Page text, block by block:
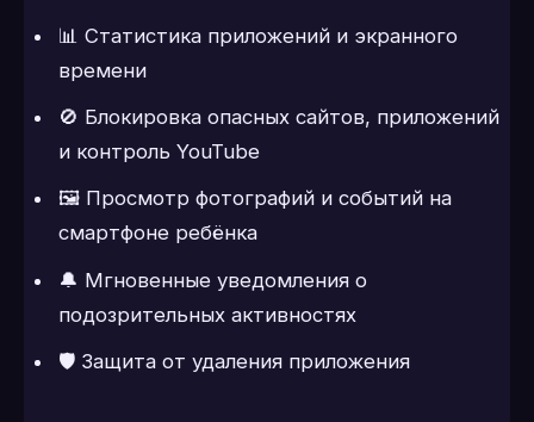
📊 Статистика приложений и экранного
времени
🚫 Блокировка опасных сайтов, приложений
и контроль YouTube
🖼 Просмотр фотографий и событий на
смартфоне ребёнка
🔔 Мгновенные уведомления о
подозрительных активностях
🛡 Защита от удаления приложения